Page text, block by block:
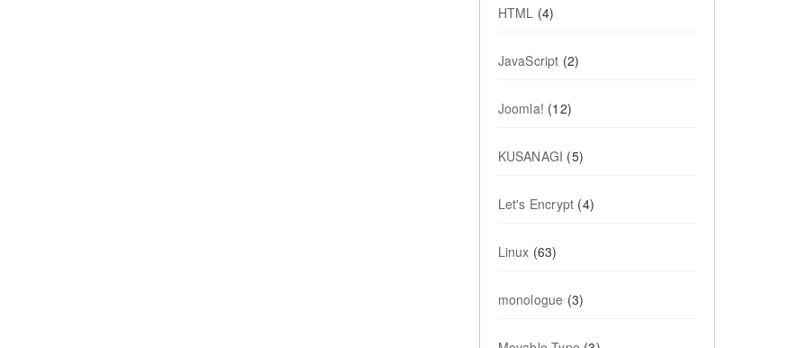
HTML (4)
JavaScript (2)
Joomla! (12)
KUSANAGI (5)
Let's Encrypt (4)
Linux (63)
monologue (3)